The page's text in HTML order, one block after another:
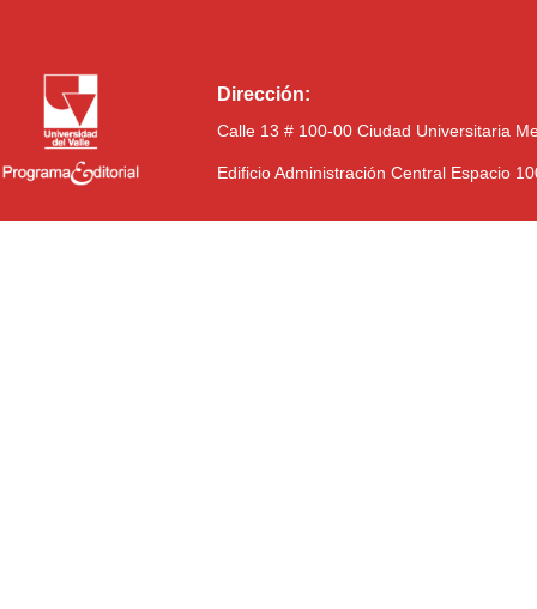
Dirección:
Calle 13 # 100-00 Ciudad Universitaria
Edificio Administración Central Espacio